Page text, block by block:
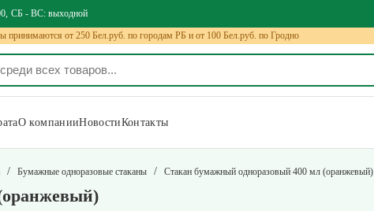
СБ - ВС: выходной
принимаются от 250 Бел.руб. по городам РБ и от 100 Бел.руб. по Гродно
О компанииНовостиКонтакты
/ Бумажные одноразовые стаканы / Стакан бумажный одноразовый 400 мл (оранжевый)